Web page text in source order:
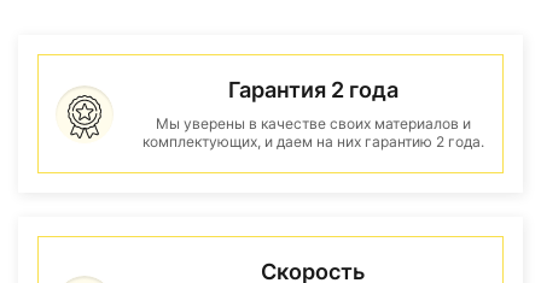
Гарантия 2 года
Мы уверены в качестве своих материалов и
комплектующих, и даем на них гарантию 2 года.
Скорость